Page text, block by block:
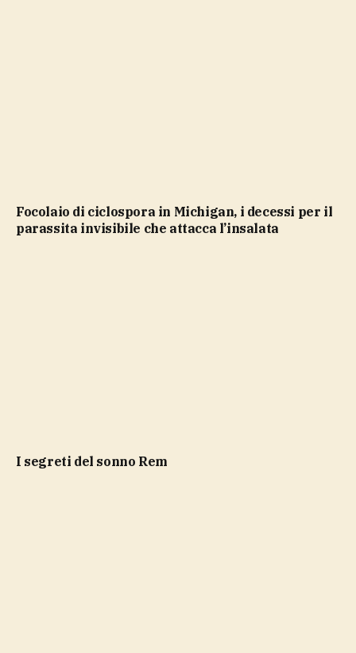
Focolaio di ciclospora in Michigan, i decessi per il
parassita invisibile che attacca l’insalata
i segreti del sonno Rem